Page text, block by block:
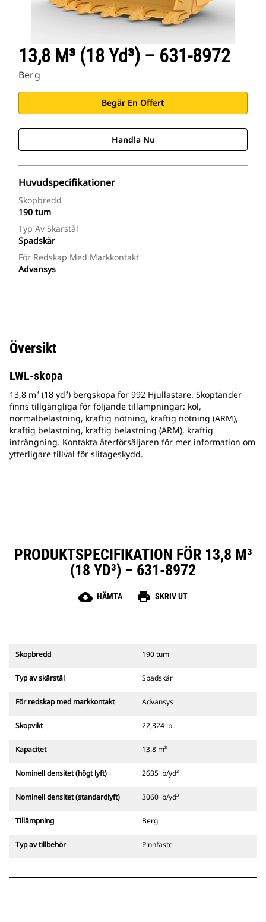
Cat-Tillämpningar
13,8 M³ (18 Yd³) – 631-8972
Berg
Begär En Offert
Handla Nu
Huvudspecifikationer
Skopbredd
190 tum
Typ Av Skärstål
Spadskär
För Redskap Med Markkontakt
Advansys
Översikt
LWL-skopa
13,8 m³ (18 yd³) bergskopa för 992 Hjullastare. Skoptänder
finns tillgängliga för följande tillämpningar: kol,
normalbelastning, kraftig nötning, kraftig nötning (ARM),
kraftig belastning, kraftig belastning (ARM), kraftig
inträngning. Kontakta återförsäljaren för mer information om
ytterligare tillval för slitageskydd.
PRODUKTSPECIFIKATION FÖR 13,8 M³
(18 YD³) – 631-8972
cloud_download HÄMTA print SKRIV UT
Skopbredd 190 tum
Typ av skärstål Spadskär
För redskap med markkontakt Advansys
Skopvikt 22,324 lb
Kapacitet 13.8 m³
Nominell densitet (högt lyft) 2635 lb/yd³
Nominell densitet (standardlyft) 3060 lb/yd³
Tillämpning Berg
Typ av tillbehör Pinnfäste